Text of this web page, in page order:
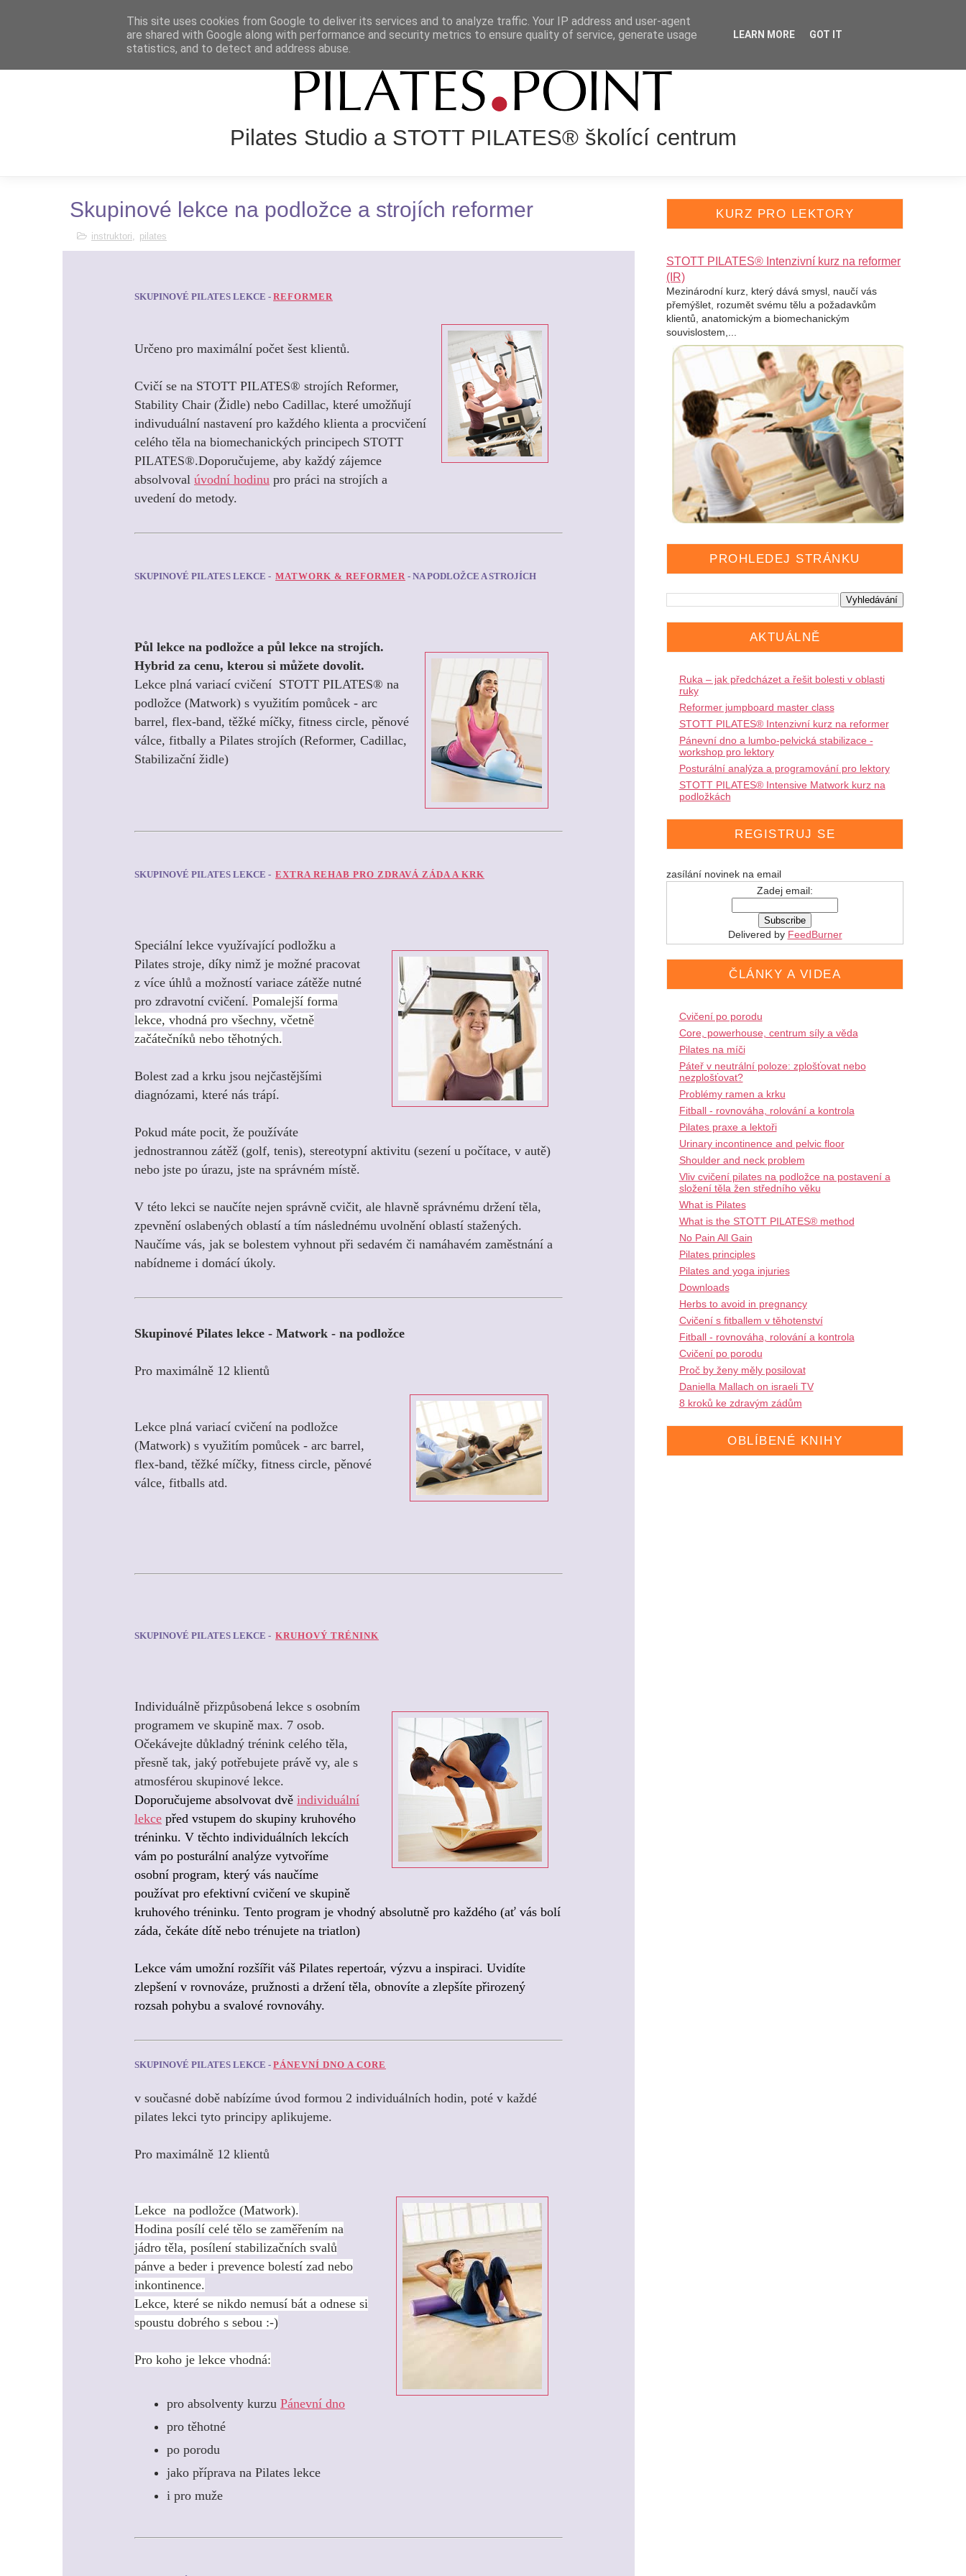
HOME O NÁS REZERVAČNÍ SYSTÉM SLUŽBY LEKCE KALENDÁŘ AKCÍ VZDĚLÁVÁNÍ LEKTORŮ
Pilates Studio a STOTT PILATES® školící centrum
Skupinové lekce na podložce a strojích reformer
instruktori, pilates
SKUPINOVÉ PILATES LEKCE - REFORMER
Určeno pro maximální počet šest klientů.
Cvičí se na STOTT PILATES® strojích Reformer,
Stability Chair (Židle) nebo Cadillac, které umožňují
indivuduální nastavení pro každého klienta a procvičení
celého těla na biomechanických principech STOTT
PILATES®.Doporučujeme, aby každý zájemce
absolvoval úvodní hodinu pro práci na strojích a
uvedení do metody.
SKUPINOVÉ PILATES LEKCE - MATWORK & REFORMER - NA PODLOŽCE A STROJÍCH
Půl lekce na podložce a půl lekce na strojích.
Hybrid za cenu, kterou si můžete dovolit.
Lekce plná variací cvičení STOTT PILATES® na
podložce (Matwork) s využitím pomůcek - arc
barrel, flex-band, těžké míčky, fitness circle, pěnové
válce, fitbally a Pilates strojích (Reformer, Cadillac,
Stabilizační židle)
SKUPINOVÉ PILATES LEKCE - EXTRA REHAB PRO ZDRAVÁ ZÁDA A KRK
Speciální lekce využívající podložku a
Pilates stroje, díky nimž je možné pracovat
z více úhlů a možností variace zátěže nutné
pro zdravotní cvičení. Pomalejší forma
lekce, vhodná pro všechny, včetně
začátečníků nebo těhotných.
Bolest zad a krku jsou nejčastějšími
diagnózami, které nás trápí.
Pokud máte pocit, že používáte
jednostrannou zátěž (golf, tenis), stereotypní aktivitu (sezení u počítace, v autě)
nebo jste po úrazu, jste na správném místě.
V této lekci se naučíte nejen správně cvičit, ale hlavně správnému držení těla,
zpevnění oslabených oblastí a tím následnému uvolnění oblastí stažených.
Naučíme vás, jak se bolestem vyhnout při sedavém či namáhavém zaměstnání a
nabídneme i domácí úkoly.
Skupinové Pilates lekce - Matwork - na podložce
Pro maximálně 12 klientů
Lekce plná variací cvičení na podložce
(Matwork) s využitím pomůcek - arc barrel,
flex-band, těžké míčky, fitness circle, pěnové
válce, fitballs atd.
SKUPINOVÉ PILATES LEKCE - KRUHOVÝ TRÉNINK
Individuálně přizpůsobená lekce s osobním
programem ve skupině max. 7 osob.
Očekávejte důkladný trénink celého těla,
přesně tak, jaký potřebujete právě vy, ale s
atmosférou skupinové lekce.
Doporučujeme absolvovat dvě individuální
lekce před vstupem do skupiny kruhového
tréninku. V těchto individuálních lekcích
vám po posturální analýze vytvoříme
osobní program, který vás naučíme
používat pro efektivní cvičení ve skupině
kruhového tréninku. Tento program je vhodný absolutně pro každého (ať vás bolí
záda, čekáte dítě nebo trénujete na triatlon)
Lekce vám umožní rozšířit váš Pilates repertoár, výzvu a inspiraci. Uvidíte
zlepšení v rovnováze, pružnosti a držení těla, obnovíte a zlepšíte přirozený
rozsah pohybu a svalové rovnováhy.
SKUPINOVÉ PILATES LEKCE - PÁNEVNÍ DNO A CORE
v současné době nabízíme úvod formou 2 individuálních hodin, poté v každé
pilates lekci tyto principy aplikujeme.
Pro maximálně 12 klientů
Lekce na podložce (Matwork).
Hodina posílí celé tělo se zaměřením na
jádro těla, posílení stabilizačních svalů
pánve a beder i prevence bolestí zad nebo
inkontinence.
Lekce, které se nikdo nemusí bát a odnese si
spoustu dobrého s sebou :-)
Pro koho je lekce vhodná:
pro absolventy kurzu Pánevní dno
pro těhotné
po porodu
jako příprava na Pilates lekce
i pro muže
KURZ PRO LEKTORY
STOTT PILATES® Intenzivní kurz na reformer
(IR)
Mezinárodní kurz, který dává smysl, naučí vás
přemýšlet, rozumět svému tělu a požadavkům
klientů, anatomickým a biomechanickým
souvislostem,...
PROHLEDEJ STRÁNKU
AKTUÁLNĚ
Ruka – jak předcházet a řešit bolesti v oblasti
ruky
Reformer jumpboard master class
STOTT PILATES® Intenzivní kurz na reformer
Pánevní dno a lumbo-pelvická stabilizace -
workshop pro lektory
Posturální analýza a programování pro lektory
STOTT PILATES® Intensive Matwork kurz na
podložkách
REGISTRUJ SE
zasílání novinek na email
Zadej email:
Delivered by FeedBurner
ČLÁNKY A VIDEA
Cvičení po porodu
Core, powerhouse, centrum síly a věda
Pilates na míči
Páteř v neutrální poloze: zplošťovat nebo
nezplošťovat?
Problémy ramen a krku
Fitball - rovnováha, rolování a kontrola
Pilates praxe a lektoři
Urinary incontinence and pelvic floor
Shoulder and neck problem
Vliv cvičení pilates na podložce na postavení a
složení těla žen středního věku
What is Pilates
What is the STOTT PILATES® method
No Pain All Gain
Pilates principles
Pilates and yoga injuries
Downloads
Herbs to avoid in pregnancy
Cvičení s fitballem v těhotenství
Fitball - rovnováha, rolování a kontrola
Cvičení po porodu
Proč by ženy měly posilovat
Daniella Mallach on israeli TV
8 kroků ke zdravým zádům
OBLÍBENÉ KNIHY
This site uses cookies from Google to deliver its services and to analyze traffic. Your IP address and user-agent
are shared with Google along with performance and security metrics to ensure quality of service, generate usage
statistics, and to detect and address abuse.
LEARN MORE GOT IT